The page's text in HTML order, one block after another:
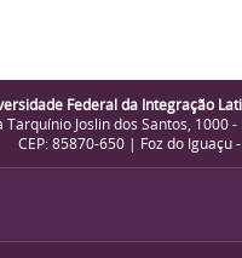
Federal da Integração
Tarquínio Joslin dos Santos, 1000
CEP: 85870-650 | Foz do Iguaçu